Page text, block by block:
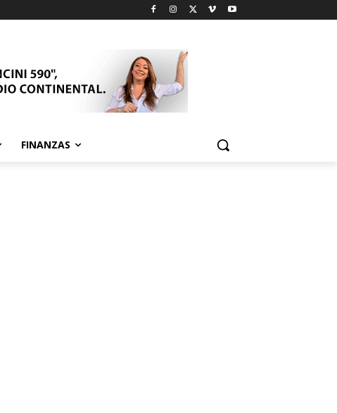
FINANZAS